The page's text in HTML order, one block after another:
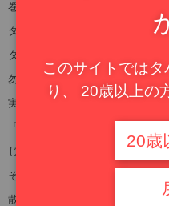
巻いたタバコ、あれは本当にブラ
タイのおみやげのタバコはバナナ
タイの香りがしたっけ・・・
勿論、ビディは黒檀の葉の匂いが
実際に行ったことないけど、それ
「らしさ」を醸し出してる訳
じゃあ、日本は？
そう、桜でしょ
散っちゃったことだし
このサイトでは
り、 20歳以上の
20歳